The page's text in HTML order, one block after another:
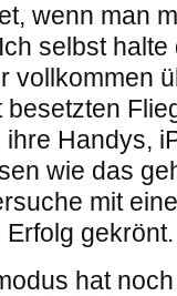
wenn man
selbst
vollkommen
Handys,
wie das
mit
gekrönt.
hat